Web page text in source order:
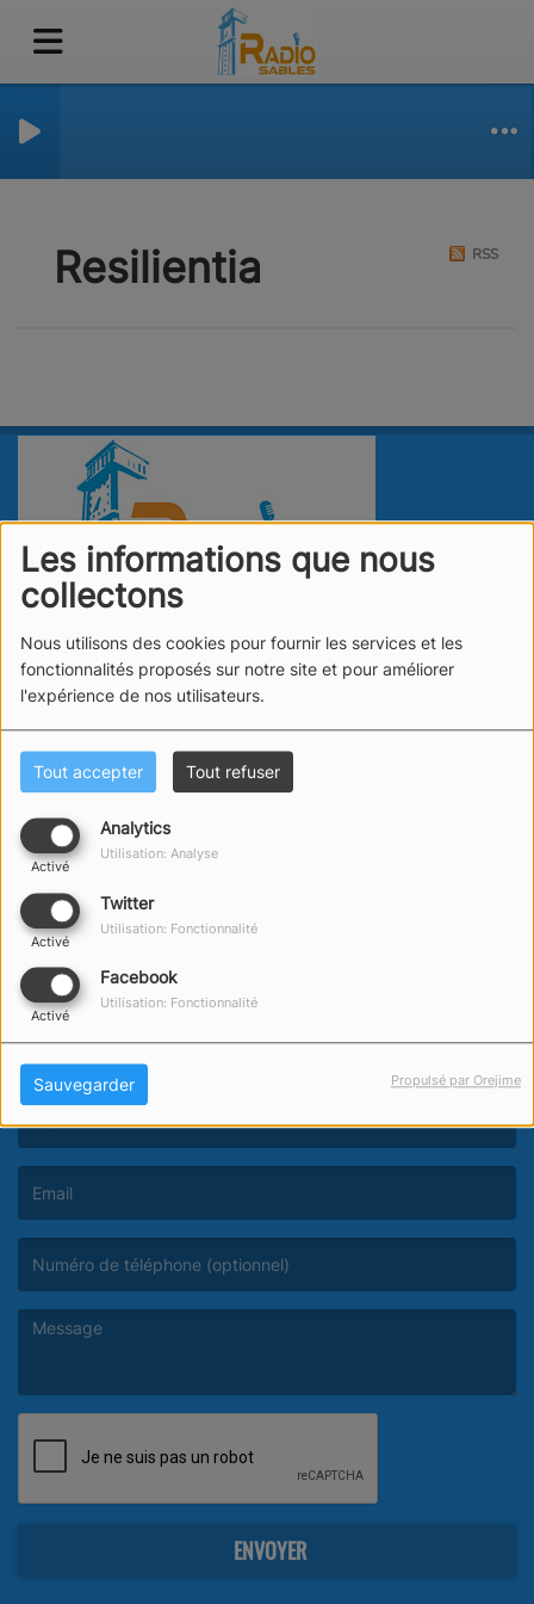
Les informations que nous
collectons
Nous utilisons des cookies pour fournir les services et les
fonctionnalités proposés sur notre site et pour améliorer
l'expérience de nos utilisateurs.
Tout accepter Tout refuser
Analytics
Activé
Utilisation: Analyse
Twitter
Activé
Utilisation: Fonctionnalité
Facebook
Activé
Utilisation: Fonctionnalité
Sauvegarder Propulsé par Orejime
Resilientia RSS
CONTACTEZ NOUS
ENVOYER